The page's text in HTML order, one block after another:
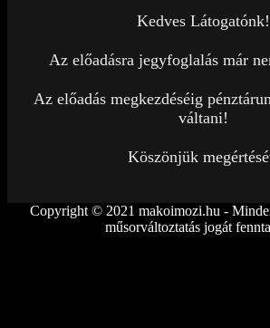
Kedves Látogatónk!
Az előadásra jegyfoglalás már
Az előadás megkezdéséig
váltani!
Köszönjük
Copyright © 2021 makoimozi.hu -
műsorváltoztatás jogát